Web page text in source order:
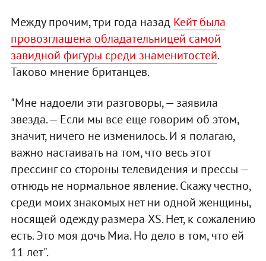
Между прочим, три года назад Кейт была
провозглашена обладательницей самой
завидной фигуры среди знаменитостей.
Таково мнение британцев.
"Мне надоели эти разговоры, — заявила
звезда. — Если мы все еще говорим об этом,
значит, ничего не изменилось. И я полагаю,
важно настаивать на том, что весь этот
прессинг со стороны телевидения и прессы —
отнюдь не нормальное явление. Скажу честно,
среди моих знакомых нет ни одной женщины,
носящей одежду размера XS. Нет, к сожалению
есть. Это моя дочь Миа. Но дело в том, что ей
11 лет".